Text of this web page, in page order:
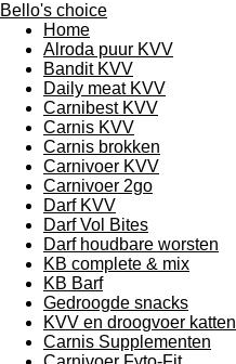
Bello's choice
Home
Alroda puur KVV
Bandit KVV
Daily meat KVV
Carnibest KVV
Carnis KVV
Carnis brokken
Carnivoer KVV
Carnivoer 2go
Darf KVV
Darf Vol Bites
Darf houdbare worsten
KB complete & mix
KB Barf
Gedroogde snacks
KVV en droogvoer katten
Carnis Supplementen